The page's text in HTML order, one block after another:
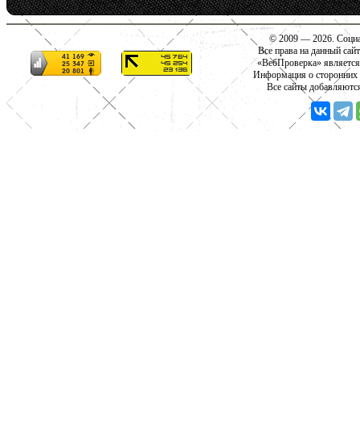
© 2009 — 2026.
Все права на данный
«ВебПроверка»
Информация о сторонних
Все сайты